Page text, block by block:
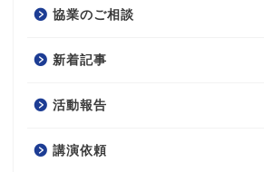
協業のご相談
新着記事
活動報告
講演依頼